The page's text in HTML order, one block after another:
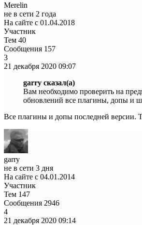
Merelin
не в сети 2 года
На сайте с 01.04.2018
Участник
Тем 40
Сообщения 157
3
21 декабря 2020 09:07
garry сказал(а)
Вам необходимо проверить на
обновлений все плагины, допы и
Все плагины и допы последней версии.
garry
не в сети 3 дня
На сайте с 04.01.2014
Участник
Тем 147
Сообщения 2946
4
21 декабря 2020 09:14